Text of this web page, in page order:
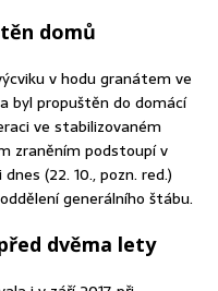
domů
v hodu granátem ve
byl propuštěn do domácí
ve stabilizovaném
zraněním podstoupí v
(22. 10., pozn. red.)
generálního štábu.
dvěma lety